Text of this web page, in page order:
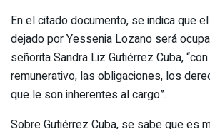
En el citado documento, se indica que
dejado por Yessenia Lozano será
señorita Sandra Liz Gutiérrez Cuba,
remunerativo, las obligaciones, los
que le son inherentes al cargo”.
Sobre Gutiérrez Cuba, se sabe que es